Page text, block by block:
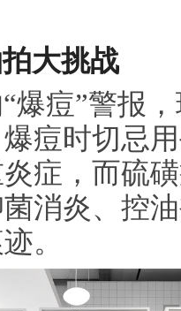
大挑战
爆痘”警报
痘时切忌
症，而硫磺
消炎、控
。